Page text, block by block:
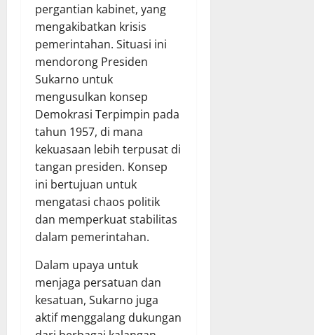
pergantian kabinet, yang
mengakibatkan krisis
pemerintahan. Situasi ini
mendorong Presiden
Sukarno untuk
mengusulkan konsep
Demokrasi Terpimpin pada
tahun 1957, di mana
kekuasaan lebih terpusat di
tangan presiden. Konsep
ini bertujuan untuk
mengatasi chaos politik
dan memperkuat stabilitas
dalam pemerintahan.
Dalam upaya untuk
menjaga persatuan dan
kesatuan, Sukarno juga
aktif menggalang dukungan